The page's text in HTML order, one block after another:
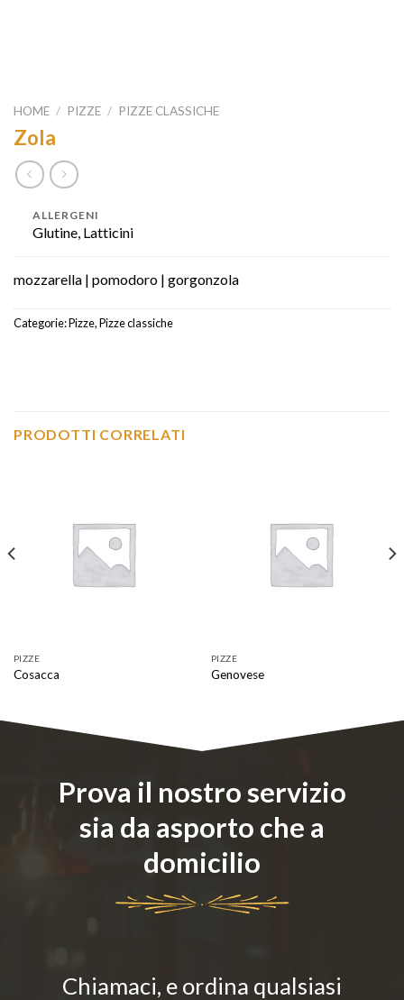
HOME / PIZZE / PIZZE CLASSICHE
Zola
ALLERGENI
Glutine, Latticini
mozzarella | pomodoro | gorgonzola
Categorie:Pizze,Pizze classiche
PRODOTTI CORRELATI
PIZZE
Cosacca
PIZZE
Genovese
Prova il nostro servizio
sia da asporto che a
domicilio
Chiamaci, e ordina qualsiasi